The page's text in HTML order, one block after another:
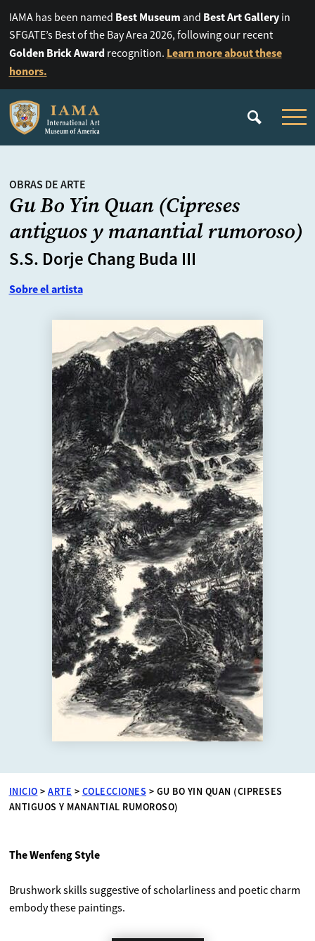
IAMA has been named Best Museum and Best Art Galleryin
SFGATE’s Best of the Bay Area 2026, following our recent
Golden Brick Awardrecognition. Learn more about these
honors.
OBRAS DE ARTE
Gu Bo Yin Quan (Cipreses
antiguos y manantial rumoroso)
S.S. Dorje Chang Buda III
Sobre el artista
INICIO > ARTE > COLECCIONES > GU BO YIN QUAN (CIPRESES
ANTIGUOS Y MANANTIAL RUMOROSO)
The Wenfeng Style
Brushwork skills suggestive of scholarliness and poetic charm
embody these paintings.